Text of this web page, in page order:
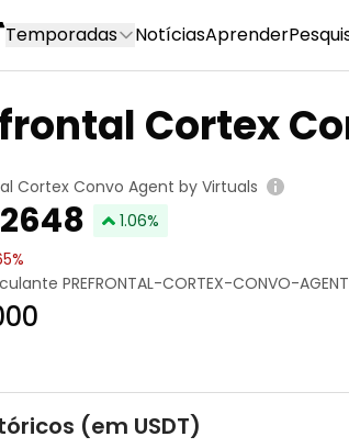
Temporadas NotíciasAprender
Cortex
Cortex Convo Agent by Virtuals
1.06%
%
PREFRONTAL-CORTEX-CONVO-
(em USDT)